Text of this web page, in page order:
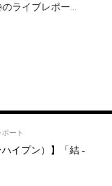
ライブレポー…
ート
ハイプン）】「結 -